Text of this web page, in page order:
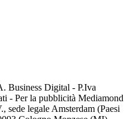
Business Digital - P.Iva
- Per la pubblicità Mediamond
legale Amsterdam (Paesi